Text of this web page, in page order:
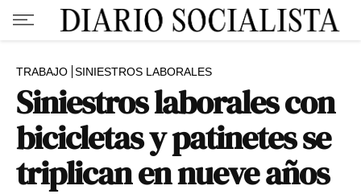
TRABAJO SINIESTROS LABORALES
Siniestros laborales con
bicicletas y patinetes se
triplican en nueve años